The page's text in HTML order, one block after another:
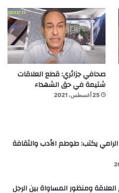
صحافي جزائري: قطع العلاقات
شتيمة في حق الشهداء
25 أغسطس، 2021
يكتب: طوطم الأدب والثقافة
ومنظور المساواة بين الرجل